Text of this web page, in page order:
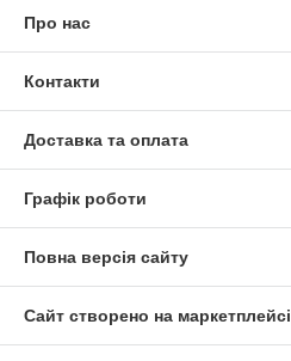
Про нас
Контакти
Доставка та оплата
Графік роботи
Повна версія сайту
Сайт створено на маркетплейсі